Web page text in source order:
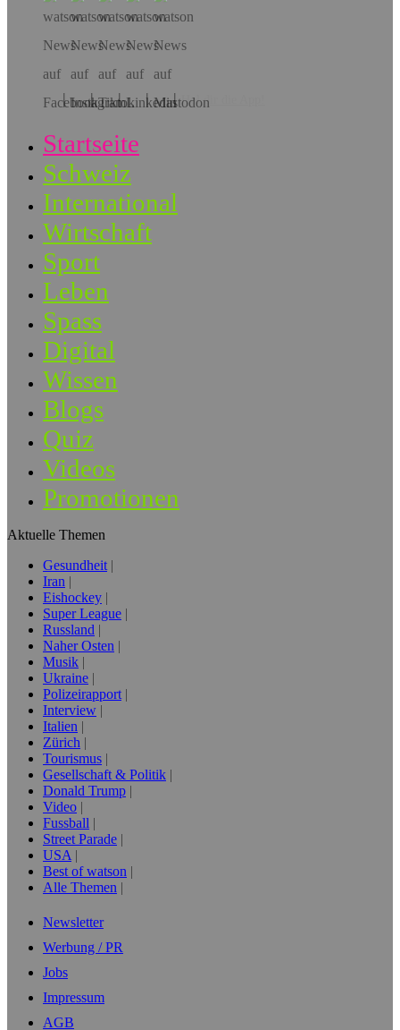
Hol dir die App!
Startseite
Schweiz
International
Wirtschaft
Sport
Leben
Spass
Digital
Wissen
Blogs
Quiz
Videos
Promotionen
Aktuelle Themen
Gesundheit
Iran
Eishockey
Super League
Russland
Naher Osten
Musik
Ukraine
Polizeirapport
Interview
Italien
Zürich
Tourismus
Gesellschaft & Politik
Donald Trump
Video
Fussball
Street Parade
USA
Best of watson
Alle Themen
Newsletter
Werbung / PR
Jobs
Impressum
AGB